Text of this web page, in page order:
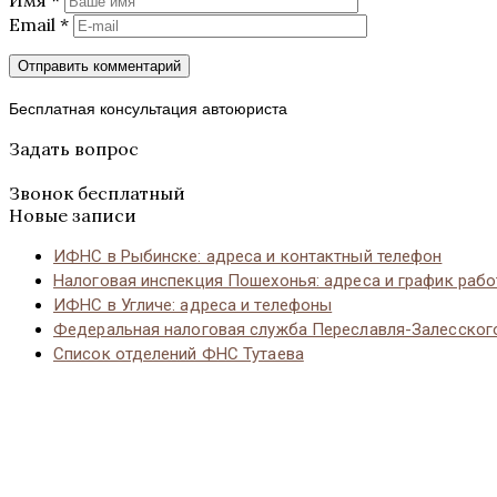
Email *
Бесплатная консультация автоюриста
Задать вопрос
Звонок бесплатный
Новые записи
ИФНС в Рыбинске: адреса и контактный телефон
Налоговая инспекция Пошехонья: адреса и график
ИФНС в Угличе: адреса и телефоны
Федеральная налоговая служба Переславля-
Список отделений ФНС Тутаева